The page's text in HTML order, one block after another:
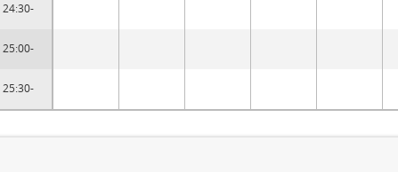
24:30-
25:00-
25:30-